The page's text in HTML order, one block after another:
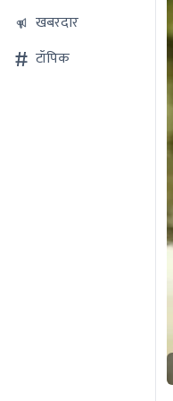
खबरदार
टॉपिक